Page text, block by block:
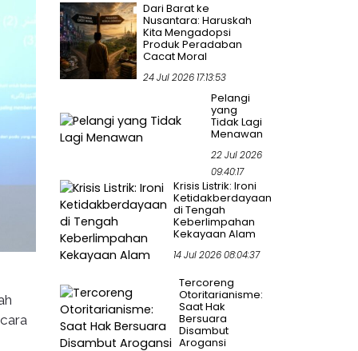
Dari Barat ke
Nusantara: Haruskah
Kita Mengadopsi
Produk Peradaban
Cacat Moral
24 Jul 2026 17:13:53
Pelangi
yang
Tidak Lagi
Menawan
22 Jul 2026
09:40:17
Krisis Listrik: Ironi
Ketidakberdayaan
di Tengah
Keberlimpahan
Kekayaan Alam
14 Jul 2026 08:04:37
Tercoreng
Otoritarianisme:
Saat Hak
Bersuara
Disambut
Arogansi